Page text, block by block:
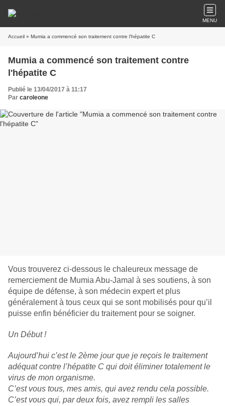
MENU
Accueil » Mumia a commencé son traitement contre l'hépatite C
Mumia a commencé son traitement contre
l'hépatite C
Publié le 13/04/2017 à 11:17
Par caroleone
Vous trouverez ci-dessous le chaleureux message de
remerciement de Mumia Abu-Jamal à ses soutiens, à son
équipe de défense, à son médecin expert et plus
généralement à tous ceux qui se sont mobilisés pour qu’il
puisse enfin bénéficier du traitement pour se soigner.
Un Début !
Aujourd’hui c’est le 2ème jour que je reçois le traitement
adéquat contre l’hépatite C qui doit éliminer totalement le
virus de mon organisme.
C’est vous tous, mes amis, qui avez rendu cela possible.
C’est vous qui, par deux fois, avez rempli les salles